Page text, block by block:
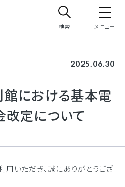
検索 メニュー
2025.06.30
における基本電
改定について
いただき、誠にありがとうござ